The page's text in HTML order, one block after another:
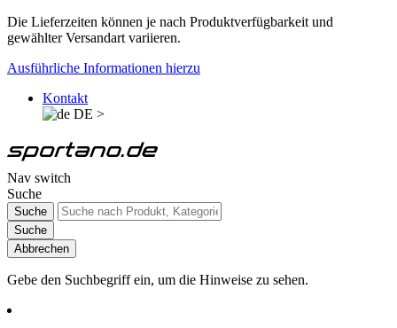
Die Lieferzeiten können je nach Produktverfügbarkeit und
gewählter Versandart variieren.
Ausführliche Informationen hierzu
Kontakt
DE >
Nav switch
Suche
Suche
Suche
Abbrechen
Gebe den Suchbegriff ein, um die Hinweise zu sehen.